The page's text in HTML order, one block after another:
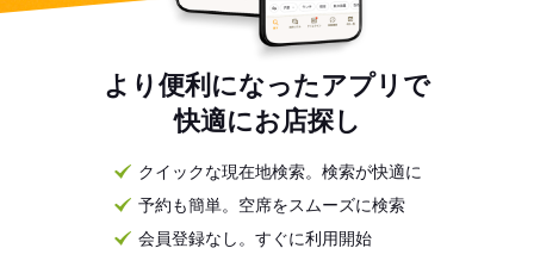
より便利になったアプリで
快適にお店探し
クイックな現在地検索。検索が快適に
予約も簡単。空席をスムーズに検索
会員登録なし。すぐに利用開始